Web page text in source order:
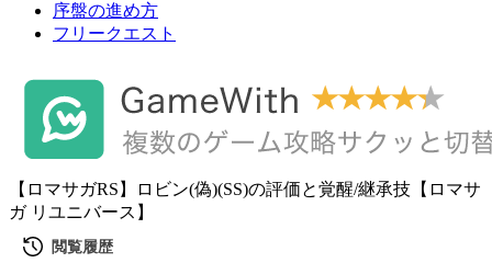
序盤の進め方
フリークエスト
【ロマサガRS】ロビン(偽)(SS)の評価と覚醒/継承技【ロマサ
ガ リユニバース】